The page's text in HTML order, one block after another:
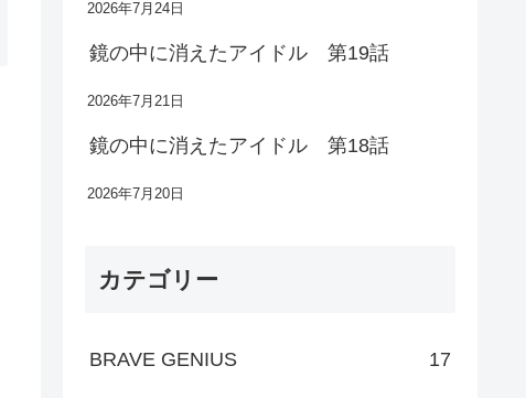
2026年7月24日
鏡の中に消えたアイドル 第19話
2026年7月21日
鏡の中に消えたアイドル 第18話
2026年7月20日
カテゴリー
BRAVE GENIUS 17